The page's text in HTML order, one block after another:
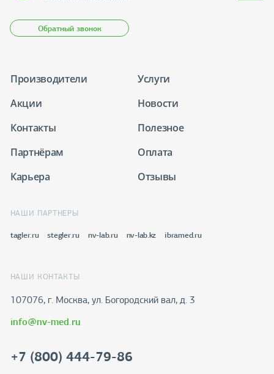
Обратный звонок
Производители
Услуги
Акции
Новости
Контакты
Полезное
Партнёрам
Оплата
Карьера
Отзывы
НАШИ ПАРТНЕРЫ
tagler.ru stegler.ru nv-lab.ru nv-lab.kz ibramed.ru
НАШИ КОНТАКТЫ
107076, г. Москва, ул. Богородский вал, д. 3
info@nv-med.ru
+7 (800) 444-79-86